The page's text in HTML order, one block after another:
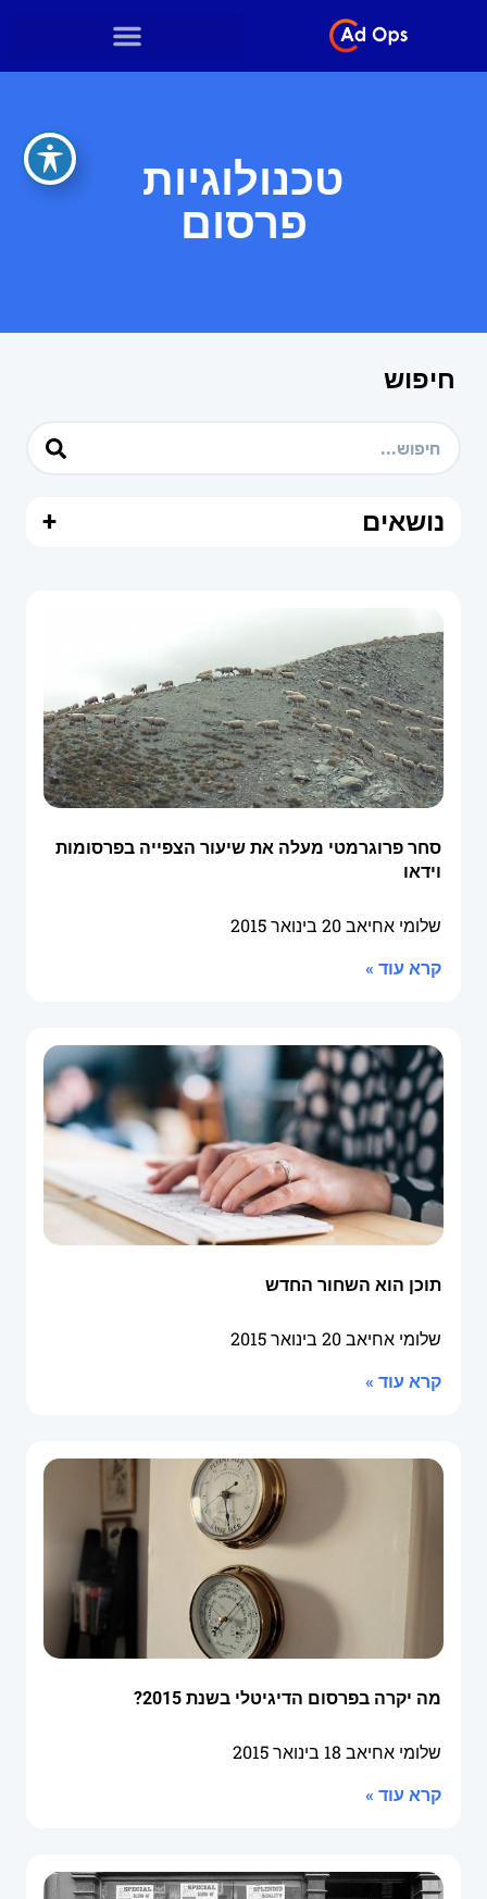
טכנולוגיות
פרסום
חיפוש
נושאים +
סחר פרוגרמטי מעלה את שיעור הצפייה בפרסומות
וידאו
שלומי אחיאב20 בינואר 2015
קרא עוד »
תוכן הוא השחור החדש
שלומי אחיאב20 בינואר 2015
קרא עוד »
מה יקרה בפרסום הדיגיטלי בשנת 2015?
שלומי אחיאב 18 בינואר 2015
קרא עוד »